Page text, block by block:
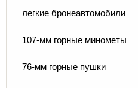
легкие бронеавтомобили
107-мм горные минометы
76-мм горные пушки